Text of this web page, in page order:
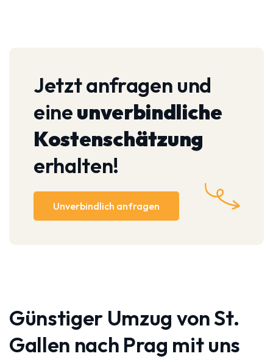
Jetzt anfragen und
eineunverbindliche
Kostenschätzung
erhalten!
Unverbindlich anfragen
Günstiger Umzug von St.
Gallen nach Prag mit uns